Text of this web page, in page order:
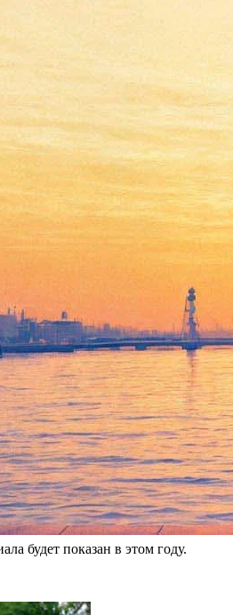
еще
для печати
запуске нового проекта с
"доктор Хаус" готов
Chance ("Ченс"). Британский
врача, речь пока идет о двух
новой телевизионной драмы,
собой провокационный
повести писателя Кена
из Сан-Франциско
в жестокую и опасную
фальшивых диагнозов и
нескольких эпизодов
известный по сериалу "Комната".
будет показан в этом году.